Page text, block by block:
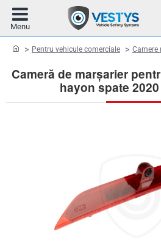
Cameră de marșarier
hayon spate
homePentru vehicule comerciale Camere